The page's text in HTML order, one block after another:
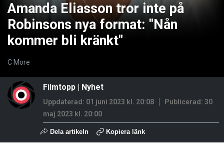
Amanda Eliasson tror inte på
Robinsons nya format: "Nån
kommer bli kränkt"
C More
Filmtopp | Nyhet
Uppdaterad: 01 juni 2023 kl. 20:08 Publicerad: 30
maj 2023 kl. 20:00
Dela artikeln Kopiera länk